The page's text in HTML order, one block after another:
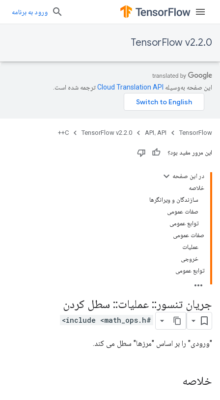
ورود به برنامه
TensorFlow v2.2.0
این صفحه به‌وسیله ترجمه شده است.
TensorFlow API، API TensorFlow v2.2.0
C++
این مرور مفید بود؟
در این صفحه
خلاصه
سازندگان و ویرانگرها
صفات عمومی
توابع عمومی
صفات عمومی
عملیات
خروجی
توابع عمومی
جریان تنسور :: عملیات:: سطل کردن
#include <math_ops.h>
"ورودی" را بر اساس "مرزها" سطل می کند.
خلاصه